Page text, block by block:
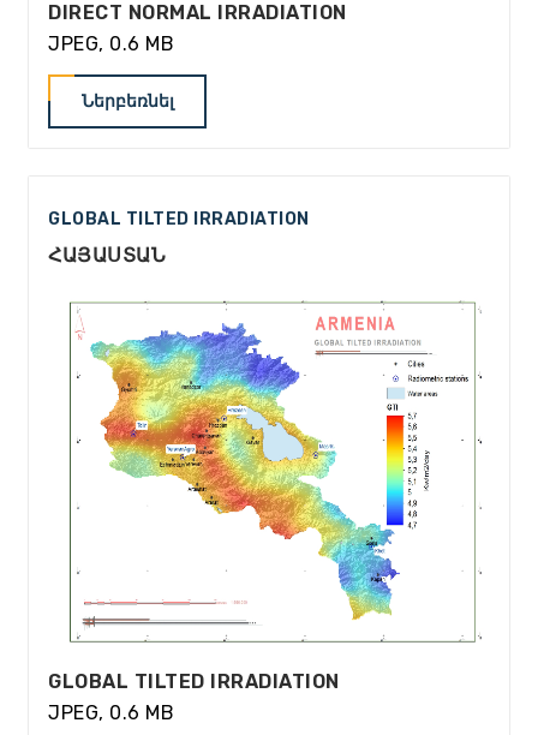
DIRECT NORMAL IRRADIATION
JPEG, 0.6 MB
Ներբեռնել
GLOBAL TILTED IRRADIATION
ՀԱՅԱՍՏԱՆ
GLOBAL TILTED IRRADIATION
JPEG, 0.6 MB